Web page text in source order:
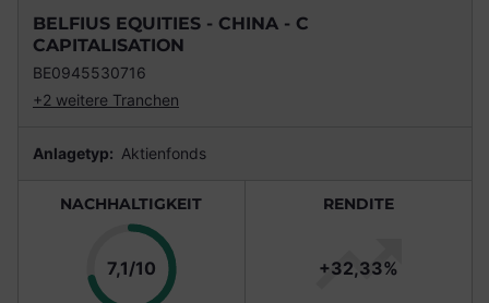
BELFIUS EQUITIES - CHINA - C
CAPITALISATION
BE0945530716
+2 weitere Tranchen
Anlagetyp: Aktienfonds
NACHHALTIGKEIT
7,1/10Punkte
RENDITE
+32,33%